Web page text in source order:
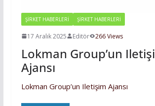
ŞİRKET HABERLERİ ŞIRKET HABERLERI
17 Aralık 2025 Editör 266 Views
Lokman Group’un
Ajansı
Lokman Group’un Iletişim Ajansı